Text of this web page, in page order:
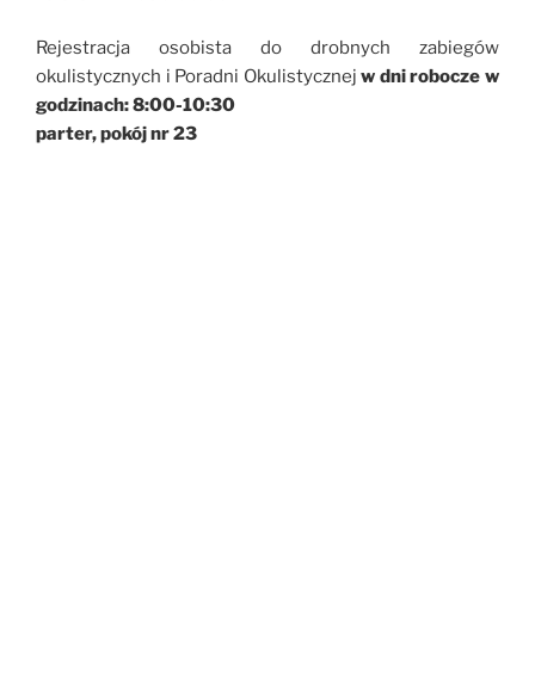
Rejestracja osobista do drobnych zabiegów
okulistycznych i Poradni Okulistycznejw dni robocze w
godzinach: 8:00-10:30
parter, pokój nr 23